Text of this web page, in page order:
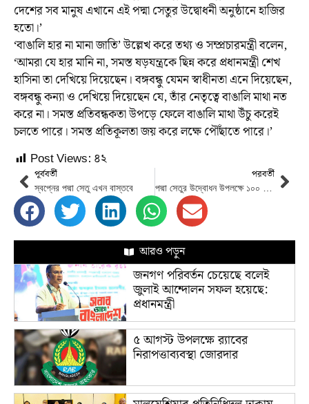
দেশের সব মানুষ এখানে এই পদ্মা সেতুর উদ্বোধনী অনুষ্ঠানে হাজির
হতো।’
‘বাঙালি হার না মানা জাতি’ উল্লেখ করে তথ্য ও সম্প্রচারমন্ত্রী বলেন,
‘আমরা যে হার মানি না, সমস্ত ষড়যন্ত্রকে ছিন্ন করে প্রধানমন্ত্রী শেখ
হাসিনা তা দেখিয়ে দিয়েছেন। বঙ্গবন্ধু যেমন স্বাধীনতা এনে দিয়েছেন,
বঙ্গবন্ধু কন্যা ও দেখিয়ে দিয়েছেন যে, তাঁর নেতৃত্বে বাঙালি মাথা নত
করে না। সমস্ত প্রতিবন্ধকতা উপড়ে ফেলে বাঙালি মাথা উঁচু করেই
চলতে পারে। সমস্ত প্রতিকূলতা জয় করে লক্ষে পৌঁছাতে পারে।’
Post Views: ৪২
পূর্ববর্তী
স্বপ্নের পদ্মা সেতু এখন বাস্তবে
পরবর্তী
পদ্মা সেতুর উদ্বোধন উপলক্ষে ১০০ টাকার স্মারক নোট অবমুক্ত করেন প্রধানমন্ত্রী
আরও পড়ুন
জনগণ পরিবর্তন চেয়েছে বলেই
জুলাই আন্দোলন সফল হয়েছে:
প্রধানমন্ত্রী
৫ আগস্ট উপলক্ষে র‌্যাবের
নিরাপত্তাব্যবস্থা জোরদার